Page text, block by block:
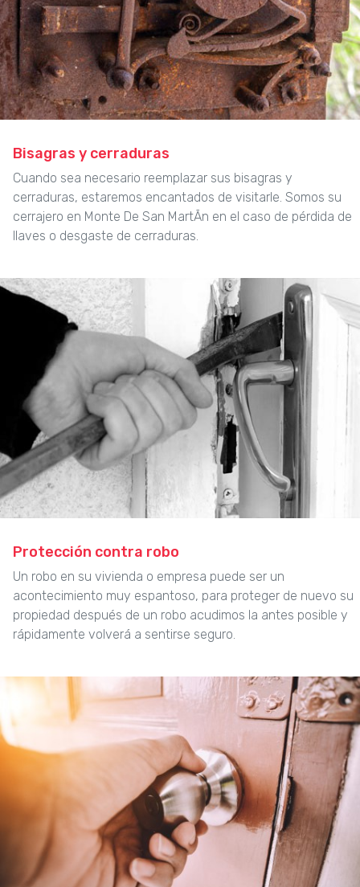
Bisagras y cerraduras
Cuando sea necesario reemplazar sus bisagras y
cerraduras, estaremos encantados de visitarle. Somos su
cerrajero en Monte De San MartÃn en el caso de pérdida de
llaves o desgaste de cerraduras.
Protección contra robo
Un robo en su vivienda o empresa puede ser un
acontecimiento muy espantoso, para proteger de nuevo su
propiedad después de un robo acudimos la antes posible y
rápidamente volverá a sentirse seguro.